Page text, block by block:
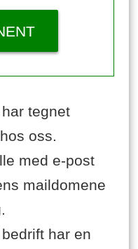
tegnet
oss.
med e-post
maildomene
har en